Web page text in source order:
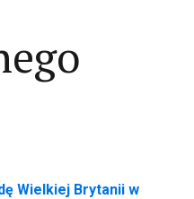
Wielkiej Brytanii w